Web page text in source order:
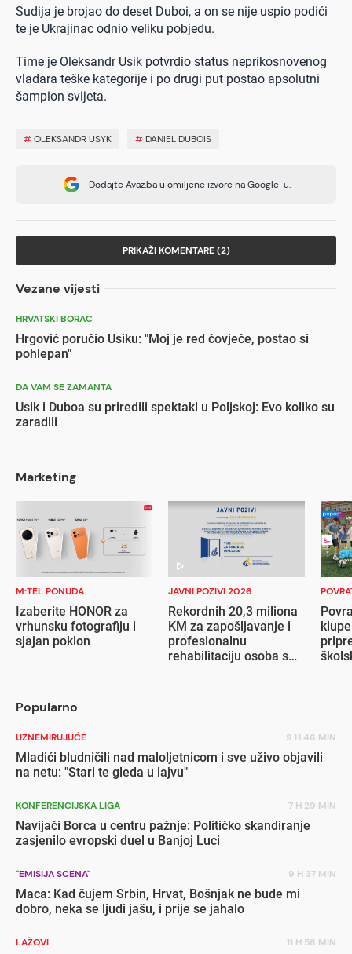
Sudija je brojao do deset Duboi, a on se nije uspio podići
te je Ukrajinac odnio veliku pobjedu.
Time je Oleksandr Usik potvrdio status neprikosnovenog
vladara teške kategorije i po drugi put postao apsolutni
šampion svijeta.
#OLEKSANDR USYK # DANIEL DUBOIS
Dodajte Avaz.ba u omiljene izvore na Google-u.
PRIKAŽI KOMENTARE (2)
Vezane vijesti
HRVATSKI BORAC
Hrgović poručio Usiku: "Moj je red čovječe, postao si
pohlepan"
DA VAM SE ZAMANTA
Usik i Duboa su priredili spektakl u Poljskoj: Evo koliko su
zaradili
Marketing
M:TEL PONUDA
Izaberite HONOR za
vrhunsku fotografiju i
sjajan poklon
JAVNI POZIVI 2026
Rekordnih 20,3 miliona
KM za zapošljavanje i
profesionalnu
rehabilitaciju osoba s
Popularno
UZNEMIRUJUĆE 9 H 46 MIN
Mladići bludničili nad maloljetnicom i sve uživo objavili
na netu: "Stari te gleda u lajvu"
KONFERENCIJSKA LIGA 7 H 29 MIN
Navijači Borca u centru pažnje: Političko skandiranje
zasjenilo evropski duel u Banjoj Luci
"EMISIJA SCENA" 9 H 37 MIN
Maca: Kad čujem Srbin, Hrvat, Bošnjak ne bude mi
dobro, neka se ljudi jašu, i prije se jahalo
LAŽOVI 11 H 58 MIN